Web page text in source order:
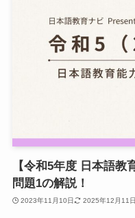
【令和5年度 日本語教
問題1の解説！
2023年11月10日 2025年12月11日